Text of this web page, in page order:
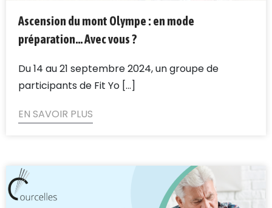
Ascension du mont Olympe : en mode
préparation… Avec vous ?
Du 14 au 21 septembre 2024, un groupe de
participants de Fit Yo [...]
EN SAVOIR PLUS